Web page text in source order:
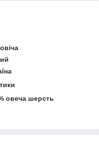
овеча шерсть